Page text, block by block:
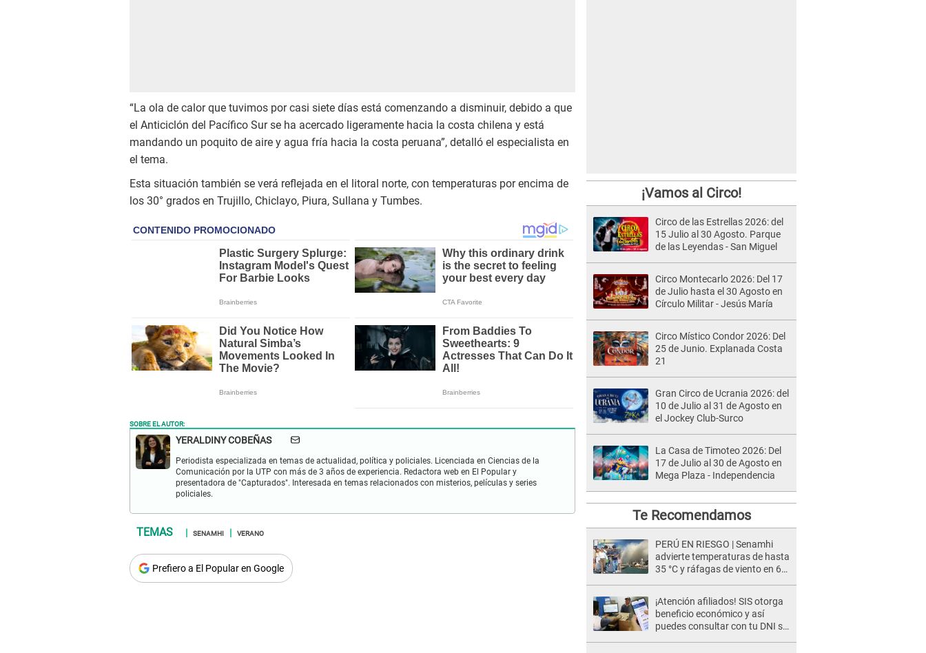
“La ola de calor que tuvimos por casi siete días está comenzando a disminuir, debido a que
el Anticiclón del Pacífico Sur se ha acercado ligeramente hacia la costa chilena y está
mandando un poquito de aire y agua fría hacia la costa peruana”, detalló el especialista en
el tema.
Esta situación también se verá reflejada en el litoral norte, con temperaturas por encima de
los 30° grados en Trujillo, Chiclayo, Piura, Sullana y Tumbes.
SOBRE EL AUTOR:
YERALDINY COBEÑAS
Periodista especializada en temas de actualidad, política y policiales. Licenciada en Ciencias de la
Comunicación por la UTP con más de 3 años de experiencia. Redactora web en El Popular y
presentadora de "Capturados". Interesada en temas relacionados con misterios, películas y series
policiales.
SENAMHI VERANO
Prefiero a El Popular en Google
¡Vamos al Circo!
Circo de las Estrellas 2026: del
15 Julio al 30 Agosto. Parque
de las Leyendas - San Miguel
Circo Montecarlo 2026: Del 17
de Julio hasta el 30 Agosto en
Círculo Militar - Jesús María
Circo Místico Condor 2026: Del
25 de Junio. Explanada Costa
21
Gran Circo de Ucrania 2026: del
10 de Julio al 31 de Agosto en
el Jockey Club-Surco
La Casa de Timoteo 2026: Del
17 de Julio al 30 de Agosto en
Mega Plaza - Independencia
Te Recomendamos
PERÚ EN RIESGO | Senamhi
advierte temperaturas de hasta
35 °C y ráfagas de viento en 6
¡Atención afiliados! SIS otorga
beneficio económico y así
puedes consultar con tu DNI si